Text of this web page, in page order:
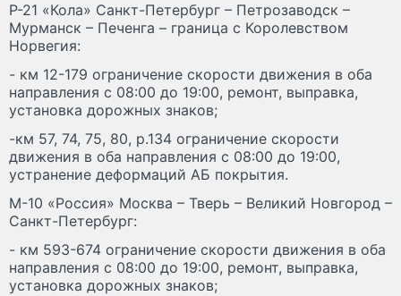
Р-21 «Кола» Санкт-Петербург – Петрозаводск –
Мурманск – Печенга – граница с Королевством
Норвегия:
- км 12-179 ограничение скорости движения в оба
направления с 08:00 до 19:00, ремонт, выправка,
установка дорожных знаков;
-км 57, 74, 75, 80, р.134 ограничение скорости
движения в оба направления с 08:00 до 19:00,
устранение деформаций АБ покрытия.
М-10 «Россия» Москва – Тверь – Великий Новгород –
Санкт-Петербург:
- км 593-674 ограничение скорости движения в оба
направления с 08:00 до 19:00, ремонт, выправка,
установка дорожных знаков;